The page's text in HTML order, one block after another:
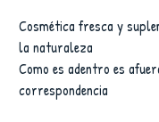
Cosmética fresca y
la naturaleza
Como es adentro es
correspondencia